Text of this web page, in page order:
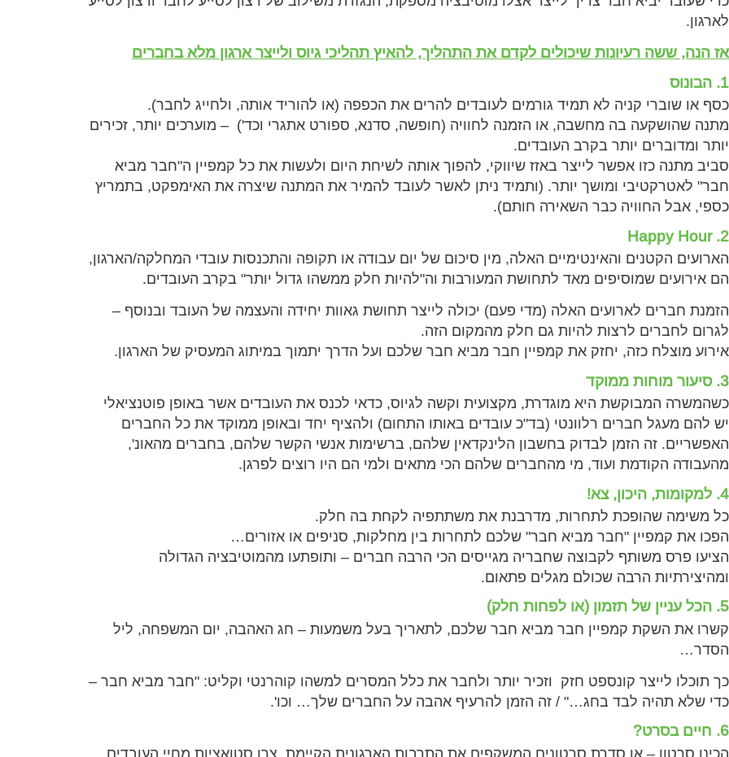
לארגון.
אז הנה, ששה רעיונות שיכולים לקדם את התהליך, להאיץ תהליכי גיוס ולייצר ארגון מלא בחברים
1. הבונוס
כסף או שוברי קניה לא תמיד גורמים לעובדים להרים את הכפפה (או להוריד אותה, ולחייג לחבר).
מתנה שהושקעה בה מחשבה, או הזמנה לחוויה (חופשה, סדנא, ספורט אתגרי וכד') – מוערכים יותר, זכירים
יותר ומדוברים יותר בקרב העובדים.
סביב מתנה כזו אפשר לייצר באזז שיווקי, להפוך אותה לשיחת היום ולעשות את כל קמפיין ה"חבר מביא
חבר" לאטרקטיבי ומושך יותר. (ותמיד ניתן לאשר לעובד להמיר את המתנה שיצרה את האימפקט, בתמריץ
כספי, אבל החוויה כבר השאירה חותם).
2. Happy Hour
הארועים הקטנים והאינטימיים האלה, מין סיכום של יום עבודה או תקופה והתכנסות עובדי המחלקה/הארגון,
הם אירועים שמוסיפים מאד לתחושת המעורבות וה"להיות חלק ממשהו גדול יותר" בקרב העובדים.
הזמנת חברים לארועים האלה (מדי פעם) יכולה לייצר תחושת גאוות יחידה והעצמה של העובד ובנוסף –
לגרום לחברים לרצות להיות גם חלק מהמקום הזה.
אירוע מוצלח כזה, יחזק את קמפיין חבר מביא חבר שלכם ועל הדרך יתמוך במיתוג המעסיק של הארגון.
3. סיעור מוחות ממוקד
כשהמשרה המבוקשת היא מוגדרת, מקצועית וקשה לגיוס, כדאי לכנס את העובדים אשר באופן פוטנציאלי
יש להם מעגל חברים רלוונטי (בד"כ עובדים באותו התחום) ולהציף יחד ובאופן ממוקד את כל החברים
האפשריים. זה הזמן לבדוק בחשבון הלינקדאין שלהם, ברשימות אנשי הקשר שלהם, בחברים מהאונ',
מהעבודה הקודמת ועוד, מי מהחברים שלהם הכי מתאים ולמי הם היו רוצים לפרגן.
4. למקומות, היכון, צא!
כל משימה שהופכת לתחרות, מדרבנת את משתתפיה לקחת בה חלק.
הפכו את קמפיין "חבר מביא חבר" שלכם לתחרות בין מחלקות, סניפים או אזורים…
הציעו פרס משותף לקבוצה שחבריה מגייסים הכי הרבה חברים – ותופתעו מהמוטיבציה הגדולה
ומהיצירתיות הרבה שכולם מגלים פתאום.
5. הכל עניין של תזמון (או לפחות חלק)
קשרו את השקת קמפיין חבר מביא חבר שלכם, לתאריך בעל משמעות – חג האהבה, יום המשפחה, ליל
הסדר…
כך תוכלו לייצר קונספט חזק וזכיר יותר ולחבר את כלל המסרים למשהו קוהרנטי וקליט: "חבר מביא חבר –
כדי שלא תהיה לבד בחג…" / זה הזמן להרעיף אהבה על החברים שלך… וכו'.
6. חיים בסרט?
הכינו סרטון – או סדרת סרטונים המשקפים את התרבות הארגונית הקיימת. צרו סטואציות מחיי העובדים,